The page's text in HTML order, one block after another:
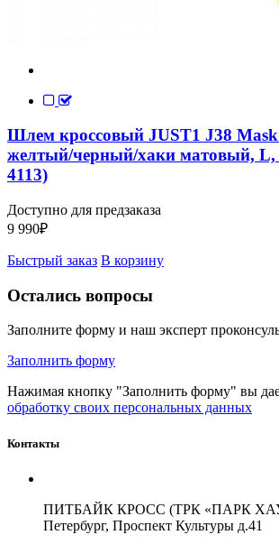
Шлем кроссовый JUST1 J38
желтый/черный/хаки матовый, L,
4113)
Доступно для предзаказа
9 990₽
Быстрый заказ В корзину
Остались вопросы
Заполните форму и наш эксперт
Заполнить форму
Нажимая кнопку "Заполнить форму" вы
обработку своих персональных данных
Контакты
ПИТБАЙК КРОСС (ТРК «ПАРК
Петербург, Проспект Культуры д.41